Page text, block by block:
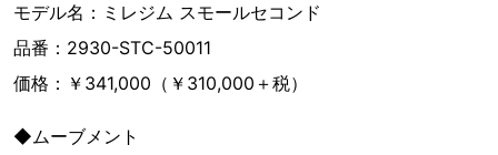
モデル名：ミレジム スモールセコンド
品番：2930-STC-50011
価格：￥341,000（￥310,000＋税）
◆ムーブメント